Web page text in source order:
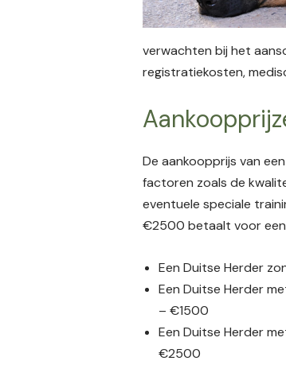
verwachten bij het
registratiekosten,
De aankoopprijs van
factoren zoals de
eventuele speciale
€2500 betaalt voor een
Een Duitse Herder
Een Duitse Herder
– €1500
Een Duitse Herder
€2500